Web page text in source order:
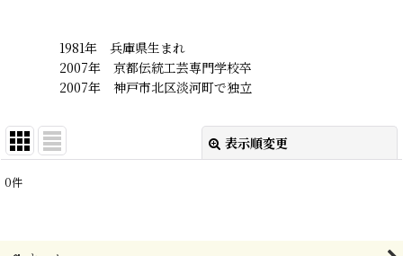
1981年 兵庫県生まれ
2007年 京都伝統工芸専門学校卒
2007年 神戸市北区淡河町で独立
表示順変更
表示数
0件